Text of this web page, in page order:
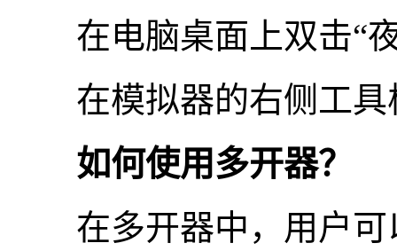
在电脑桌面上双击“
在模拟器的右侧工具
如何使用多开器？
在多开器中，用户可